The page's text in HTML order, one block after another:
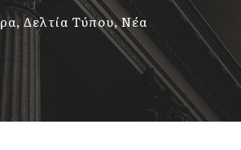
,Δελτία Τύπου,Νέα